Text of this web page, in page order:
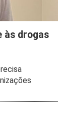
às drogas